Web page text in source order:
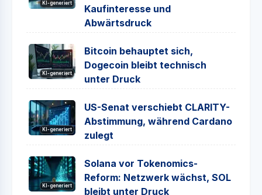
KI-generiert
Kaufinteresse und
Abwärtsdruck
KI-generiert
Bitcoin behauptet sich,
Dogecoin bleibt technisch
unter Druck
KI-generiert
US-Senat verschiebt CLARITY-
Abstimmung, während Cardano
zulegt
KI-generiert
Solana vor Tokenomics-
Reform: Netzwerk wächst, SOL
bleibt unter Druck